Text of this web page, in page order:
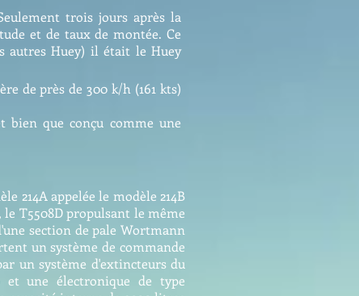
trois jours après la
et de taux de montée. Ce
autres Huey) il était le Huey
de près de 300 k/h (161 kts)
bien que conçu comme une
214A appelée le modèle 214B
le T5508D propulsant le même
section de pale Wortmann
un système de commande
un système d'extincteurs du
et une électronique de type